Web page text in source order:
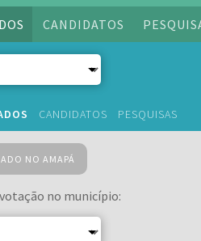
CANDIDATOS
CANDIDATOS PESQUISAS
NO AMAPÁ
no município: